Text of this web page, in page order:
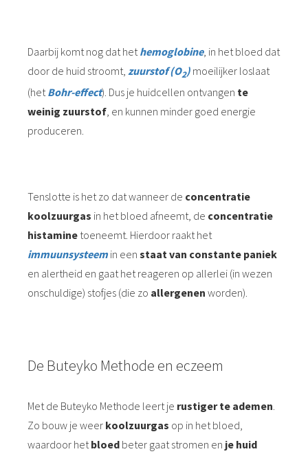
Daarbij komt nog dat hethemoglobine, in het bloed dat
door de huid stroomt, zuurstof (O2) moeilijker loslaat
(hetBohr-effect). Dus je huidcellen ontvangen te
weinig zuurstof, en kunnen minder goed energie
produceren.
Tenslotte is het zo dat wanneer de concentratie
koolzuurgas in het bloed afneemt, de concentratie
histamine toeneemt. Hierdoor raakt het
immuunsysteem in een staat van constante paniek
en alertheid en gaat het reageren op allerlei (in wezen
onschuldige) stofjes (die zo allergenen worden).
De Buteyko Methode en eczeem
Met de Buteyko Methode leert je rustiger te ademen.
Zo bouw je weer koolzuurgas op in het bloed,
waardoor hetbloed beter gaat stromen en je huid